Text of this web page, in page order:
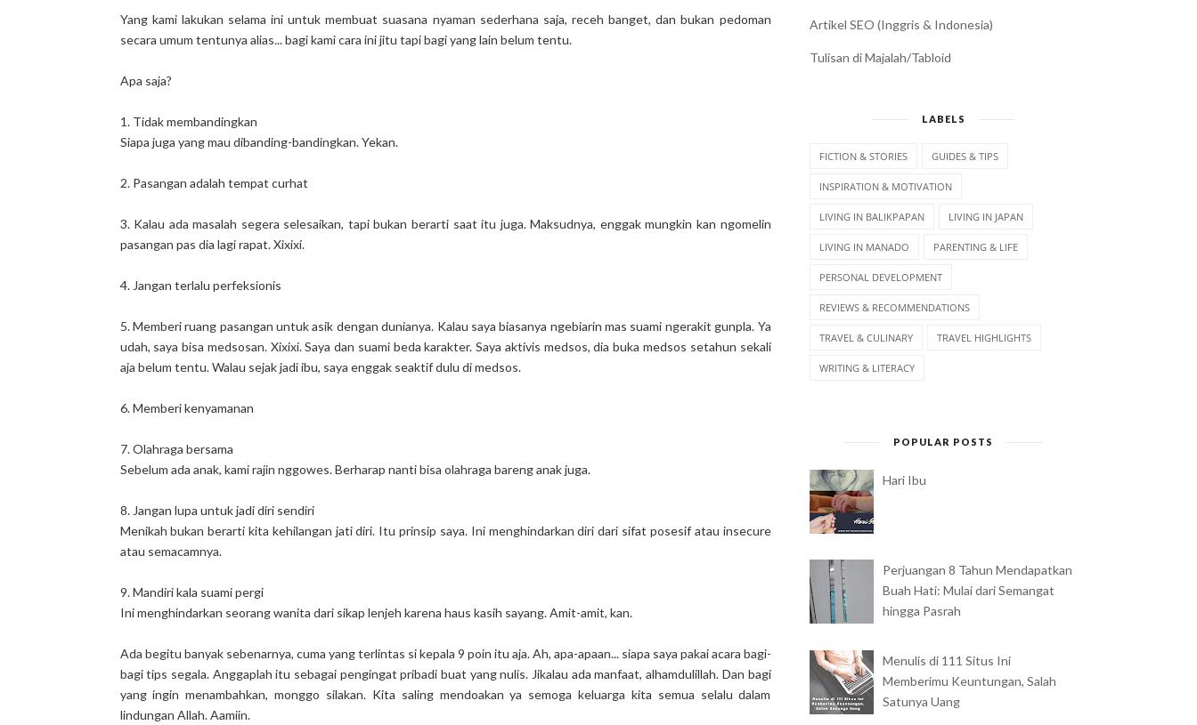
Yang kami lakukan selama ini untuk membuat suasana nyaman sederhana saja, receh banget, dan bukan pedoman
secara umum tentunya alias... bagi kami cara ini jitu tapi bagi yang lain belum tentu.
Apa saja?
1. Tidak membandingkan
Siapa juga yang mau dibanding-bandingkan. Yekan.
2. Pasangan adalah tempat curhat
3. Kalau ada masalah segera selesaikan, tapi bukan berarti saat itu juga. Maksudnya, enggak mungkin kan ngomelin
pasangan pas dia lagi rapat. Xixixi.
4. Jangan terlalu perfeksionis
5. Memberi ruang pasangan untuk asik dengan dunianya. Kalau saya biasanya ngebiarin mas suami ngerakit gunpla. Ya
udah, saya bisa medsosan. Xixixi. Saya dan suami beda karakter. Saya aktivis medsos, dia buka medsos setahun sekali
aja belum tentu. Walau sejak jadi ibu, saya enggak seaktif dulu di medsos.
6. Memberi kenyamanan
7. Olahraga bersama
Sebelum ada anak, kami rajin nggowes. Berharap nanti bisa olahraga bareng anak juga.
8. Jangan lupa untuk jadi diri sendiri
Menikah bukan berarti kita kehilangan jati diri. Itu prinsip saya. Ini menghindarkan diri dari sifat posesif atau insecure
atau semacamnya.
9. Mandiri kala suami pergi
Ini menghindarkan seorang wanita dari sikap lenjeh karena haus kasih sayang. Amit-amit, kan.
Ada begitu banyak sebenarnya, cuma yang terlintas si kepala 9 poin itu aja. Ah, apa-apaan... siapa saya pakai acara bagi-
bagi tips segala. Anggaplah itu sebagai pengingat pribadi buat yang nulis. Jikalau ada manfaat, alhamdulillah. Dan bagi
yang ingin menambahkan, monggo silakan. Kita saling mendoakan ya semoga keluarga kita semua selalu dalam
lindungan Allah. Aamiin.
Artikel SEO (Inggris & Indonesia)
Tulisan di Majalah/Tabloid
LABELS
FICTION & STORIES GUIDES & TIPS
INSPIRATION & MOTIVATION
LIVING IN BALIKPAPAN LIVING IN JAPAN
LIVING IN MANADO PARENTING & LIFE
PERSONAL DEVELOPMENT
REVIEWS & RECOMMENDATIONS
TRAVEL & CULINARY TRAVEL HIGHLIGHTS
WRITING & LITERACY
POPULAR POSTS
Hari Ibu
Perjuangan 8 Tahun Mendapatkan
Buah Hati: Mulai dari Semangat
hingga Pasrah
Menulis di 111 Situs Ini
Memberimu Keuntungan, Salah
Satunya Uang